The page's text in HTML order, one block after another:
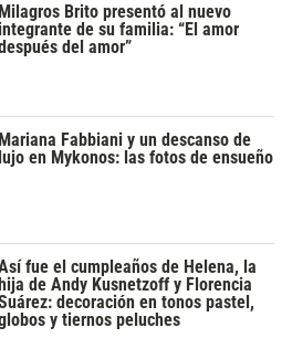
Milagros Brito presentó al nuevo
integrante de su familia: “El amor
del amor”
Mariana Fabbiani y un descanso de
lujo en Mykonos: las fotos de ensueño
fue el cumpleaños de Helena, la
de Andy Kusnetzoff y Florencia
decoración en tonos pastel,
y tiernos peluches